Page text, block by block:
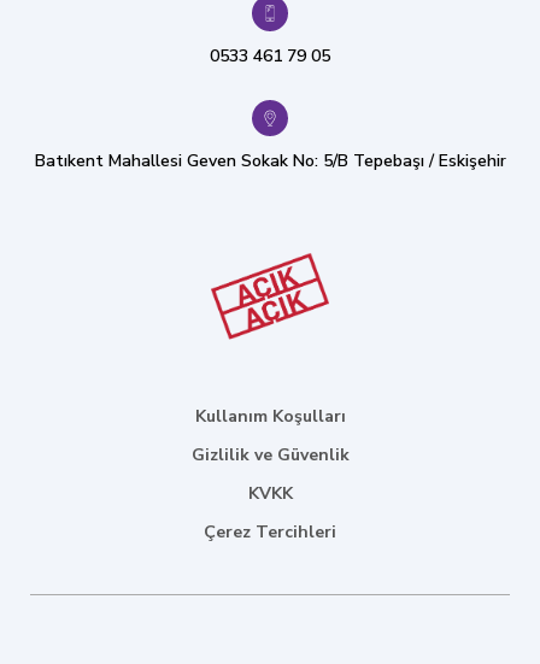
0533 461 79 05
Batıkent Mahallesi Geven Sokak No: 5/B Tepebaşı / Eskişehir
Kullanım Koşulları
Gizlilik ve Güvenlik
KVKK
Çerez Tercihleri